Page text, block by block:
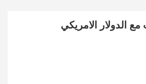
مع الدولار الامريكي